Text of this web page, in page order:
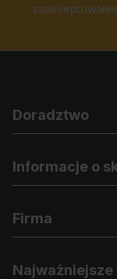
Doradztwo
Informacje o
Firma